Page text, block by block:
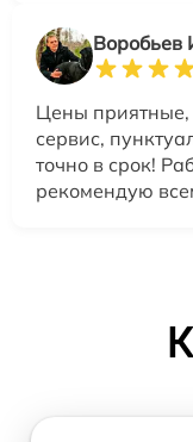
Воробьев
Цены приятные,
сервис,
точно в срок!
рекомендую